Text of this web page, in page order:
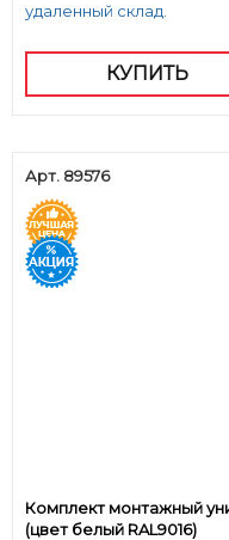
удаленный склад.
КУПИТЬ
Арт. 89576
Комплект монтажный
(цвет белый RAL9016)